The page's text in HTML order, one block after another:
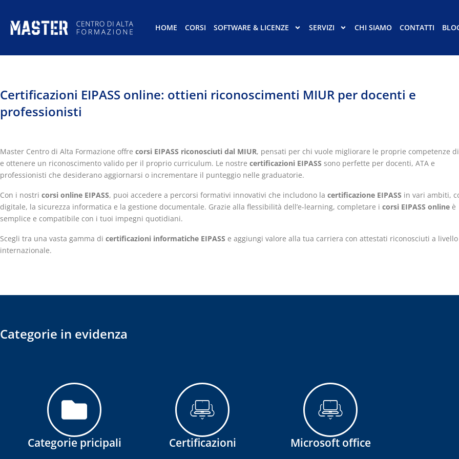
HOME CORSI SOFTWARE & LICENZE SERVIZI CHI SIAMO CONTATTI
Certificazioni EIPASS online: ottieni riconoscimenti MIUR per docenti e
professionisti
Master Centro di Alta Formazione offre corsi EIPASS riconosciuti dal MIUR, pensati per chi vuole migliorare le proprie competenze
e ottenere un riconoscimento valido per il proprio curriculum. Le nostre certificazioni EIPASS sono perfette per docenti, ATA e
professionisti che desiderano aggiornarsi o incrementare il punteggio nelle graduatorie.
Con i nostri corsi online EIPASS, puoi accedere a percorsi formativi innovativi che includono la certificazione EIPASS in vari ambiti,
digitale, la sicurezza informatica e la gestione documentale. Grazie alla flessibilità dell’e-learning, completare i corsi EIPASS online è
semplice e compatibile con i tuoi impegni quotidiani.
Scegli tra una vasta gamma di certificazioni informatiche EIPASS e aggiungi valore alla tua carriera con attestati riconosciuti a livello
internazionale.
Categorie in evidenza
Categorie pricipali Certificazioni Microsoft office